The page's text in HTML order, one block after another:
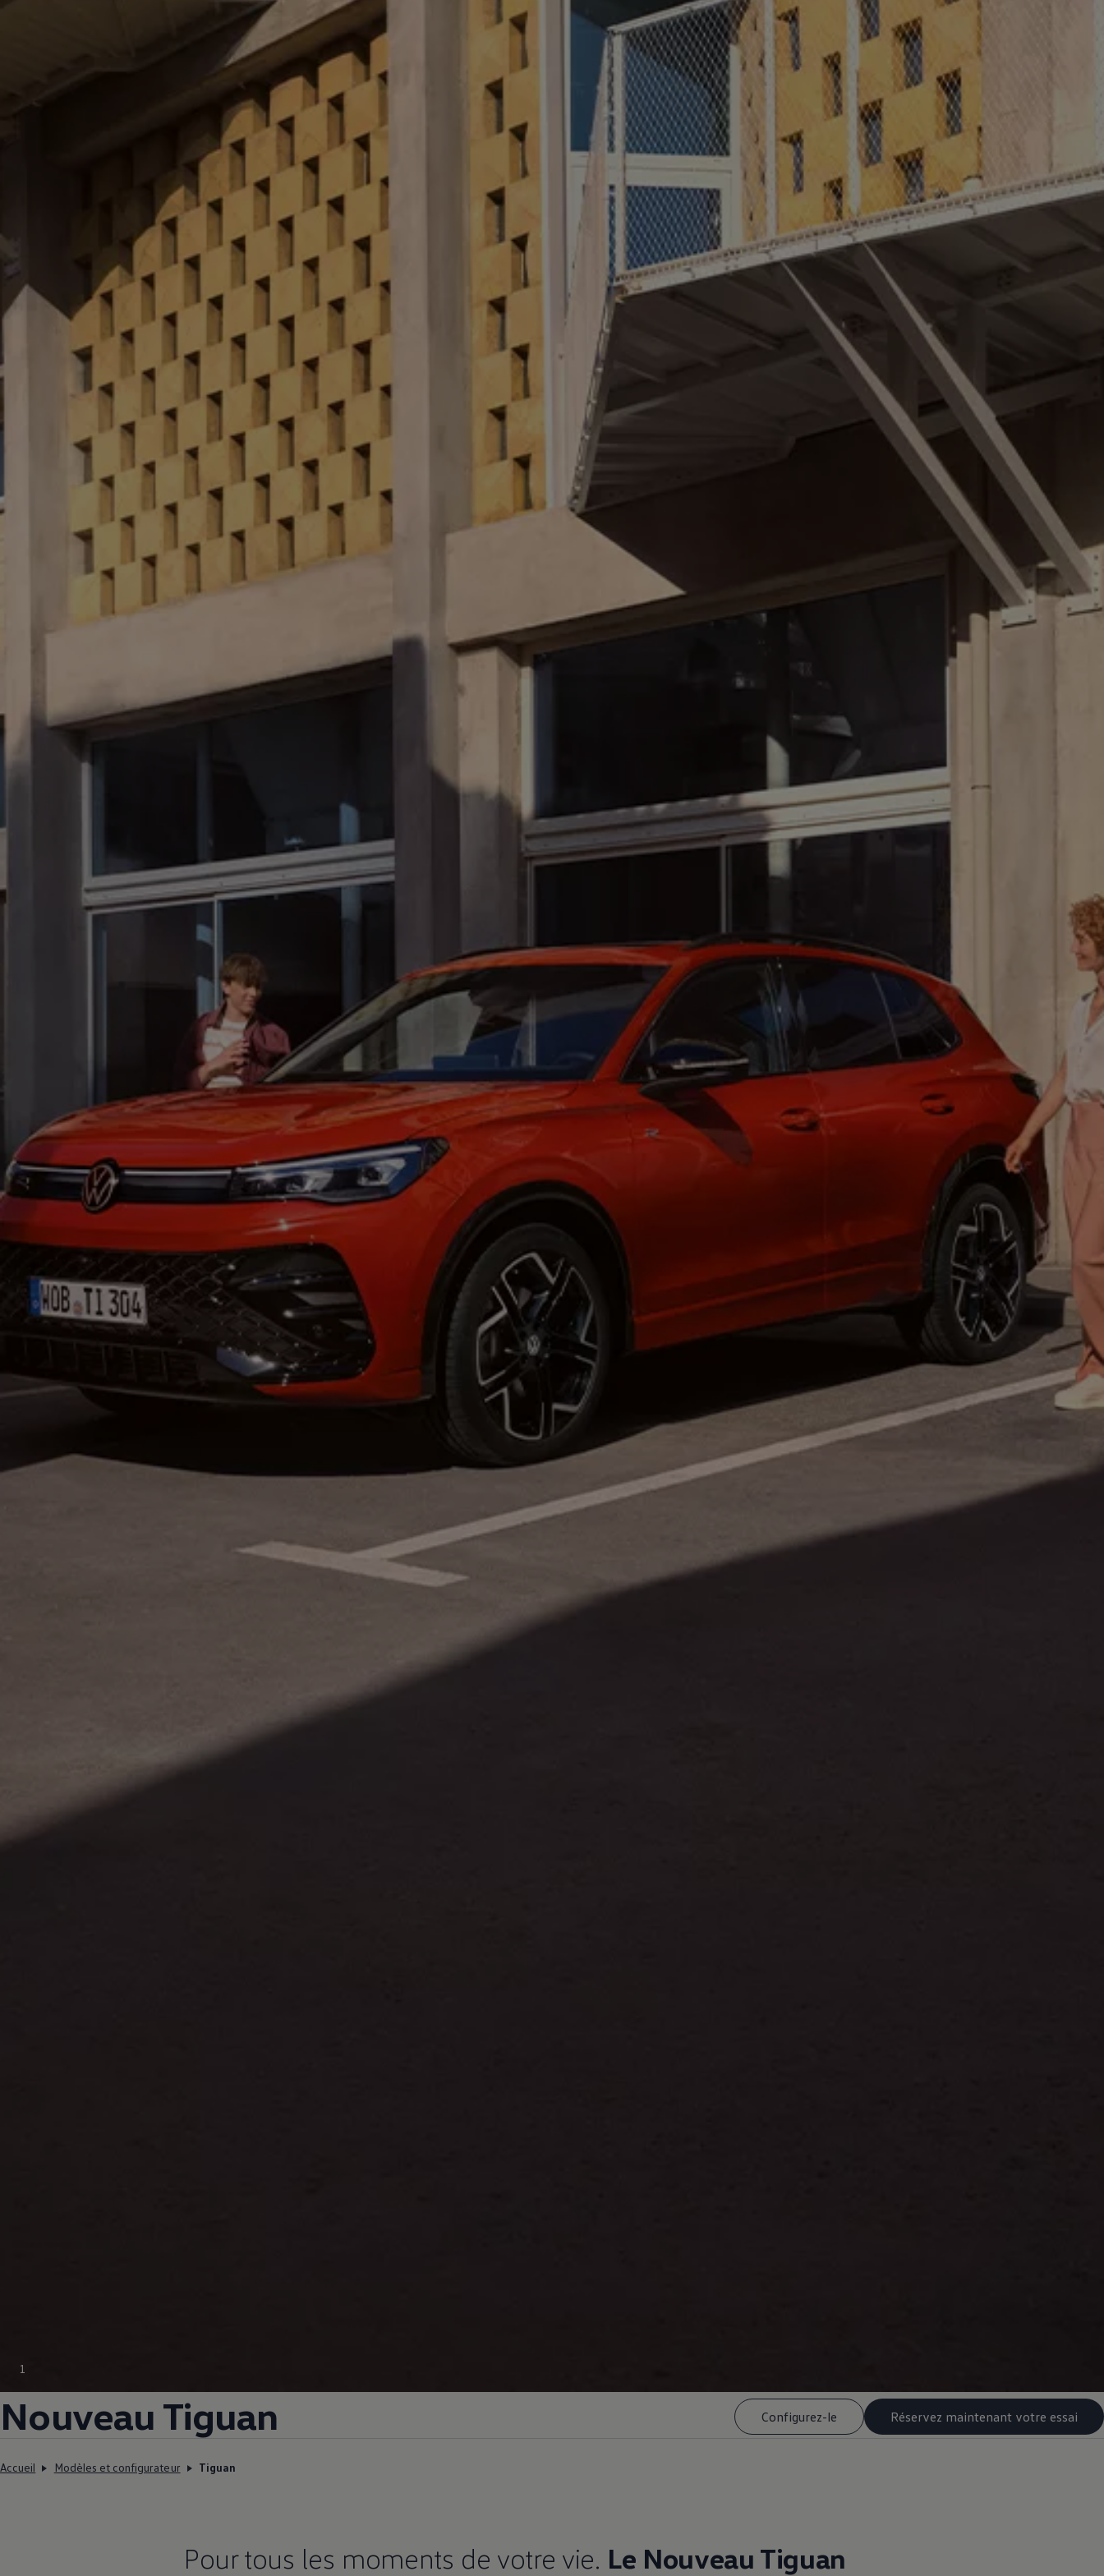
Garantie et entretien de la batterie
Simulateur de coût de recharge
Simulateur d'autonomie
Simulateur de temps de recharge
-> Batterie et sécurité
-> SWIO - The Energy Company
Propriétaires et Service
myVolkswagen
Aide sur les applis et les services numériques
Navigation Map Update
Accessoires
Accessoires de transport
Accessoires Volkswagen
Entretien et pièces
Roues et pneus
Réparation & service
Contrôles saisonniers et garantie
Manuel d'utilisation numérique
Garantie et financement
-> Informations utiles
-> REACH
-> Declarations of conformity
-> Action de rappel des moteurs diesel EA189
-> Informations sur les pneumatiques
-> Garantie
-> Mises à jour logicielles
ID. Mise à jour du logiciel
Mises à jour logicielles pour véhicules thermiques
-> Rappel de sécurité des airbags Takata
-> Payez votre parking
Innovations Volkswagen
Options numériques
Mises à jour pour les logiciels, les cartes et la radio
Applications Volkswagen, connexion et boutique
Réseau Volkswagen Luxembourg
Liste des concessionnaires
Véhicules en stock
1
Nouveau Tiguan Configurez-le Réservez maintenant votre essai
Accueil Modèles et configurateur Tiguan
Pour tous les moments de votre vie. Le Nouveau Tiguan